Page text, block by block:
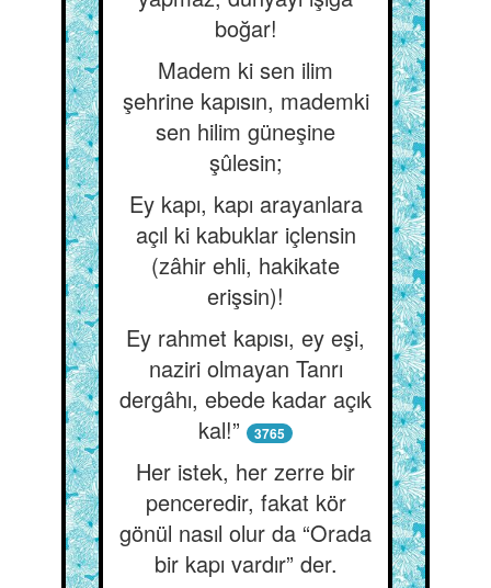
boğar!
Madem ki sen ilim
şehrine kapısın, mademki
sen hilim güneşine
şûlesin;
Ey kapı, kapı arayanlara
açıl ki kabuklar içlensin
(zâhir ehli, hakikate
erişsin)!
Ey rahmet kapısı, ey eşi,
naziri olmayan Tanrı
dergâhı, ebede kadar açık
kal!”
3765
Her istek, her zerre bir
penceredir, fakat kör
gönül nasıl olur da “Orada
bir kapı vardır” der.